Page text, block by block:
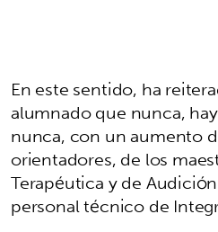
En este sentido, ha
alumnado que nunca,
nunca, con un aumento
orientadores, de los
Terapéutica y de
personal técnico de